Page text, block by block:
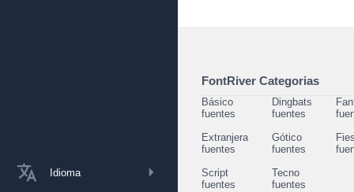
Idioma
FontRiver Categorias
Básico
fuentes
Dingbats
fuentes
Extranjera
fuentes
Gótico
fuentes
Script
fuentes
Tecno
fuentes